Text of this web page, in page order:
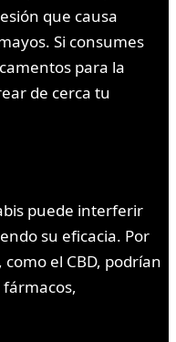
que causa
Si consumes
para la
de cerca tu
puede interferir
su eficacia. Por
el CBD, podrían